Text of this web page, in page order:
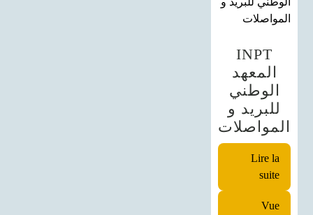
INPT
المعهد
الوطني
للبريد و
المواصلات
Lire la
suite
Vue